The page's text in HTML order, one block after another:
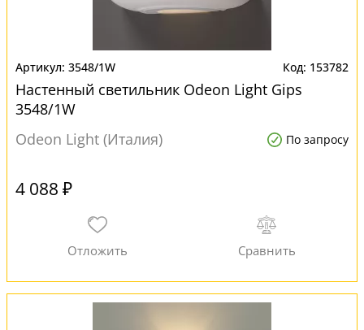
3548/1W 153782
Настенный светильник Odeon Light Gips
3548/1W
Odeon Light (Италия)
По запросу
4 088 ₽